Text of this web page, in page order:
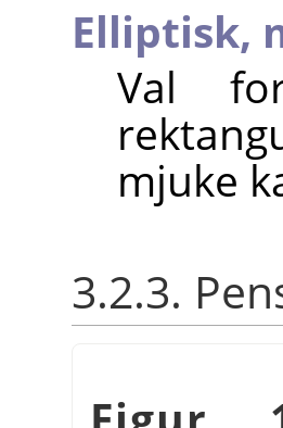
Elliptisk,
Val
mjuke
3.2.3.